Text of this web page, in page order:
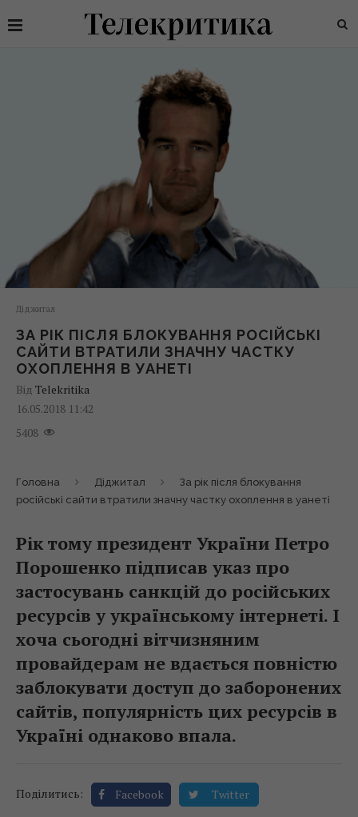
Діджитал
ЗА РІК ПІСЛЯ БЛОКУВАННЯ РОСІЙСЬКІ
САЙТИ ВТРАТИЛИ ЗНАЧНУ ЧАСТКУ
ОХОПЛЕННЯ В УАНЕТІ
Від Telekritika
16.05.2018 11:42
5408
Головна Діджитал
За рік після блокування
російські сайти втратили значну частку охоплення в уанеті
Рік тому президент України Петро
Порошенко підписав указ про
застосувань санкцій до російських
ресурсів у українському інтернеті. І
хоча сьогодні вітчизняним
провайдерам не вдається повністю
заблокувати доступ до заборонених
сайтів, популярність цих ресурсів в
Україні однаково впала.
Поділитись: Facebook Twitter